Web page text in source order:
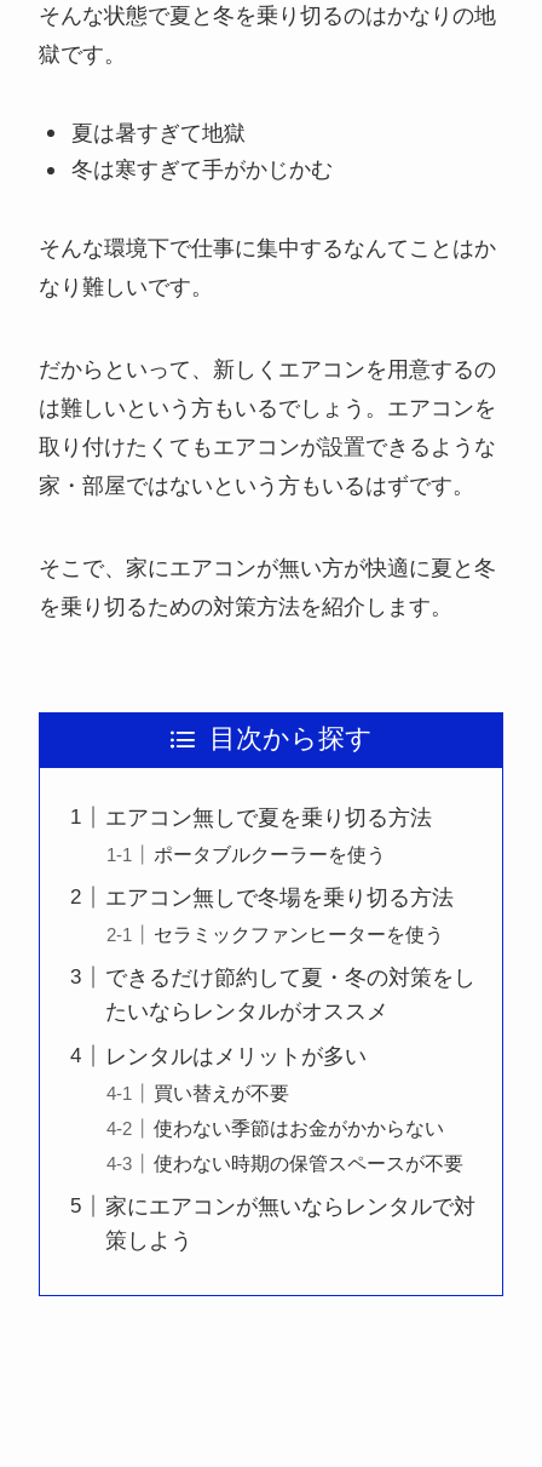
そんな状態で夏と冬を乗り切るのはかなりの地
獄です。
夏は暑すぎて地獄
冬は寒すぎて手がかじかむ
そんな環境下で仕事に集中するなんてことはか
なり難しいです。
だからといって、新しくエアコンを用意するの
は難しいという方もいるでしょう。エアコンを
取り付けたくてもエアコンが設置できるような
家・部屋ではないという方もいるはずです。
そこで、家にエアコンが無い方が快適に夏と冬
を乗り切るための対策方法を紹介します。
目次から探す
エアコン無しで夏を乗り切る方法
ポータブルクーラーを使う
エアコン無しで冬場を乗り切る方法
セラミックファンヒーターを使う
できるだけ節約して夏・冬の対策をし
たいならレンタルがオススメ
レンタルはメリットが多い
買い替えが不要
使わない季節はお金がかからない
使わない時期の保管スペースが不要
家にエアコンが無いならレンタルで対
策しよう